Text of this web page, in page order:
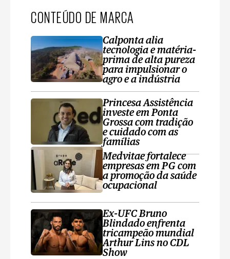
CONTEÚDO DE MARCA
Calponta alia
tecnologia e matéria-
prima de alta pureza
para impulsionar o
agro e a indústria
Princesa Assistência
investe em Ponta
Grossa com tradição
e cuidado com as
famílias
Medvitae fortalece
empresas em PG com
a promoção da saúde
ocupacional
Ex-UFC Bruno
Blindado enfrenta
tricampeão mundial
Arthur Lins no CDL
Show